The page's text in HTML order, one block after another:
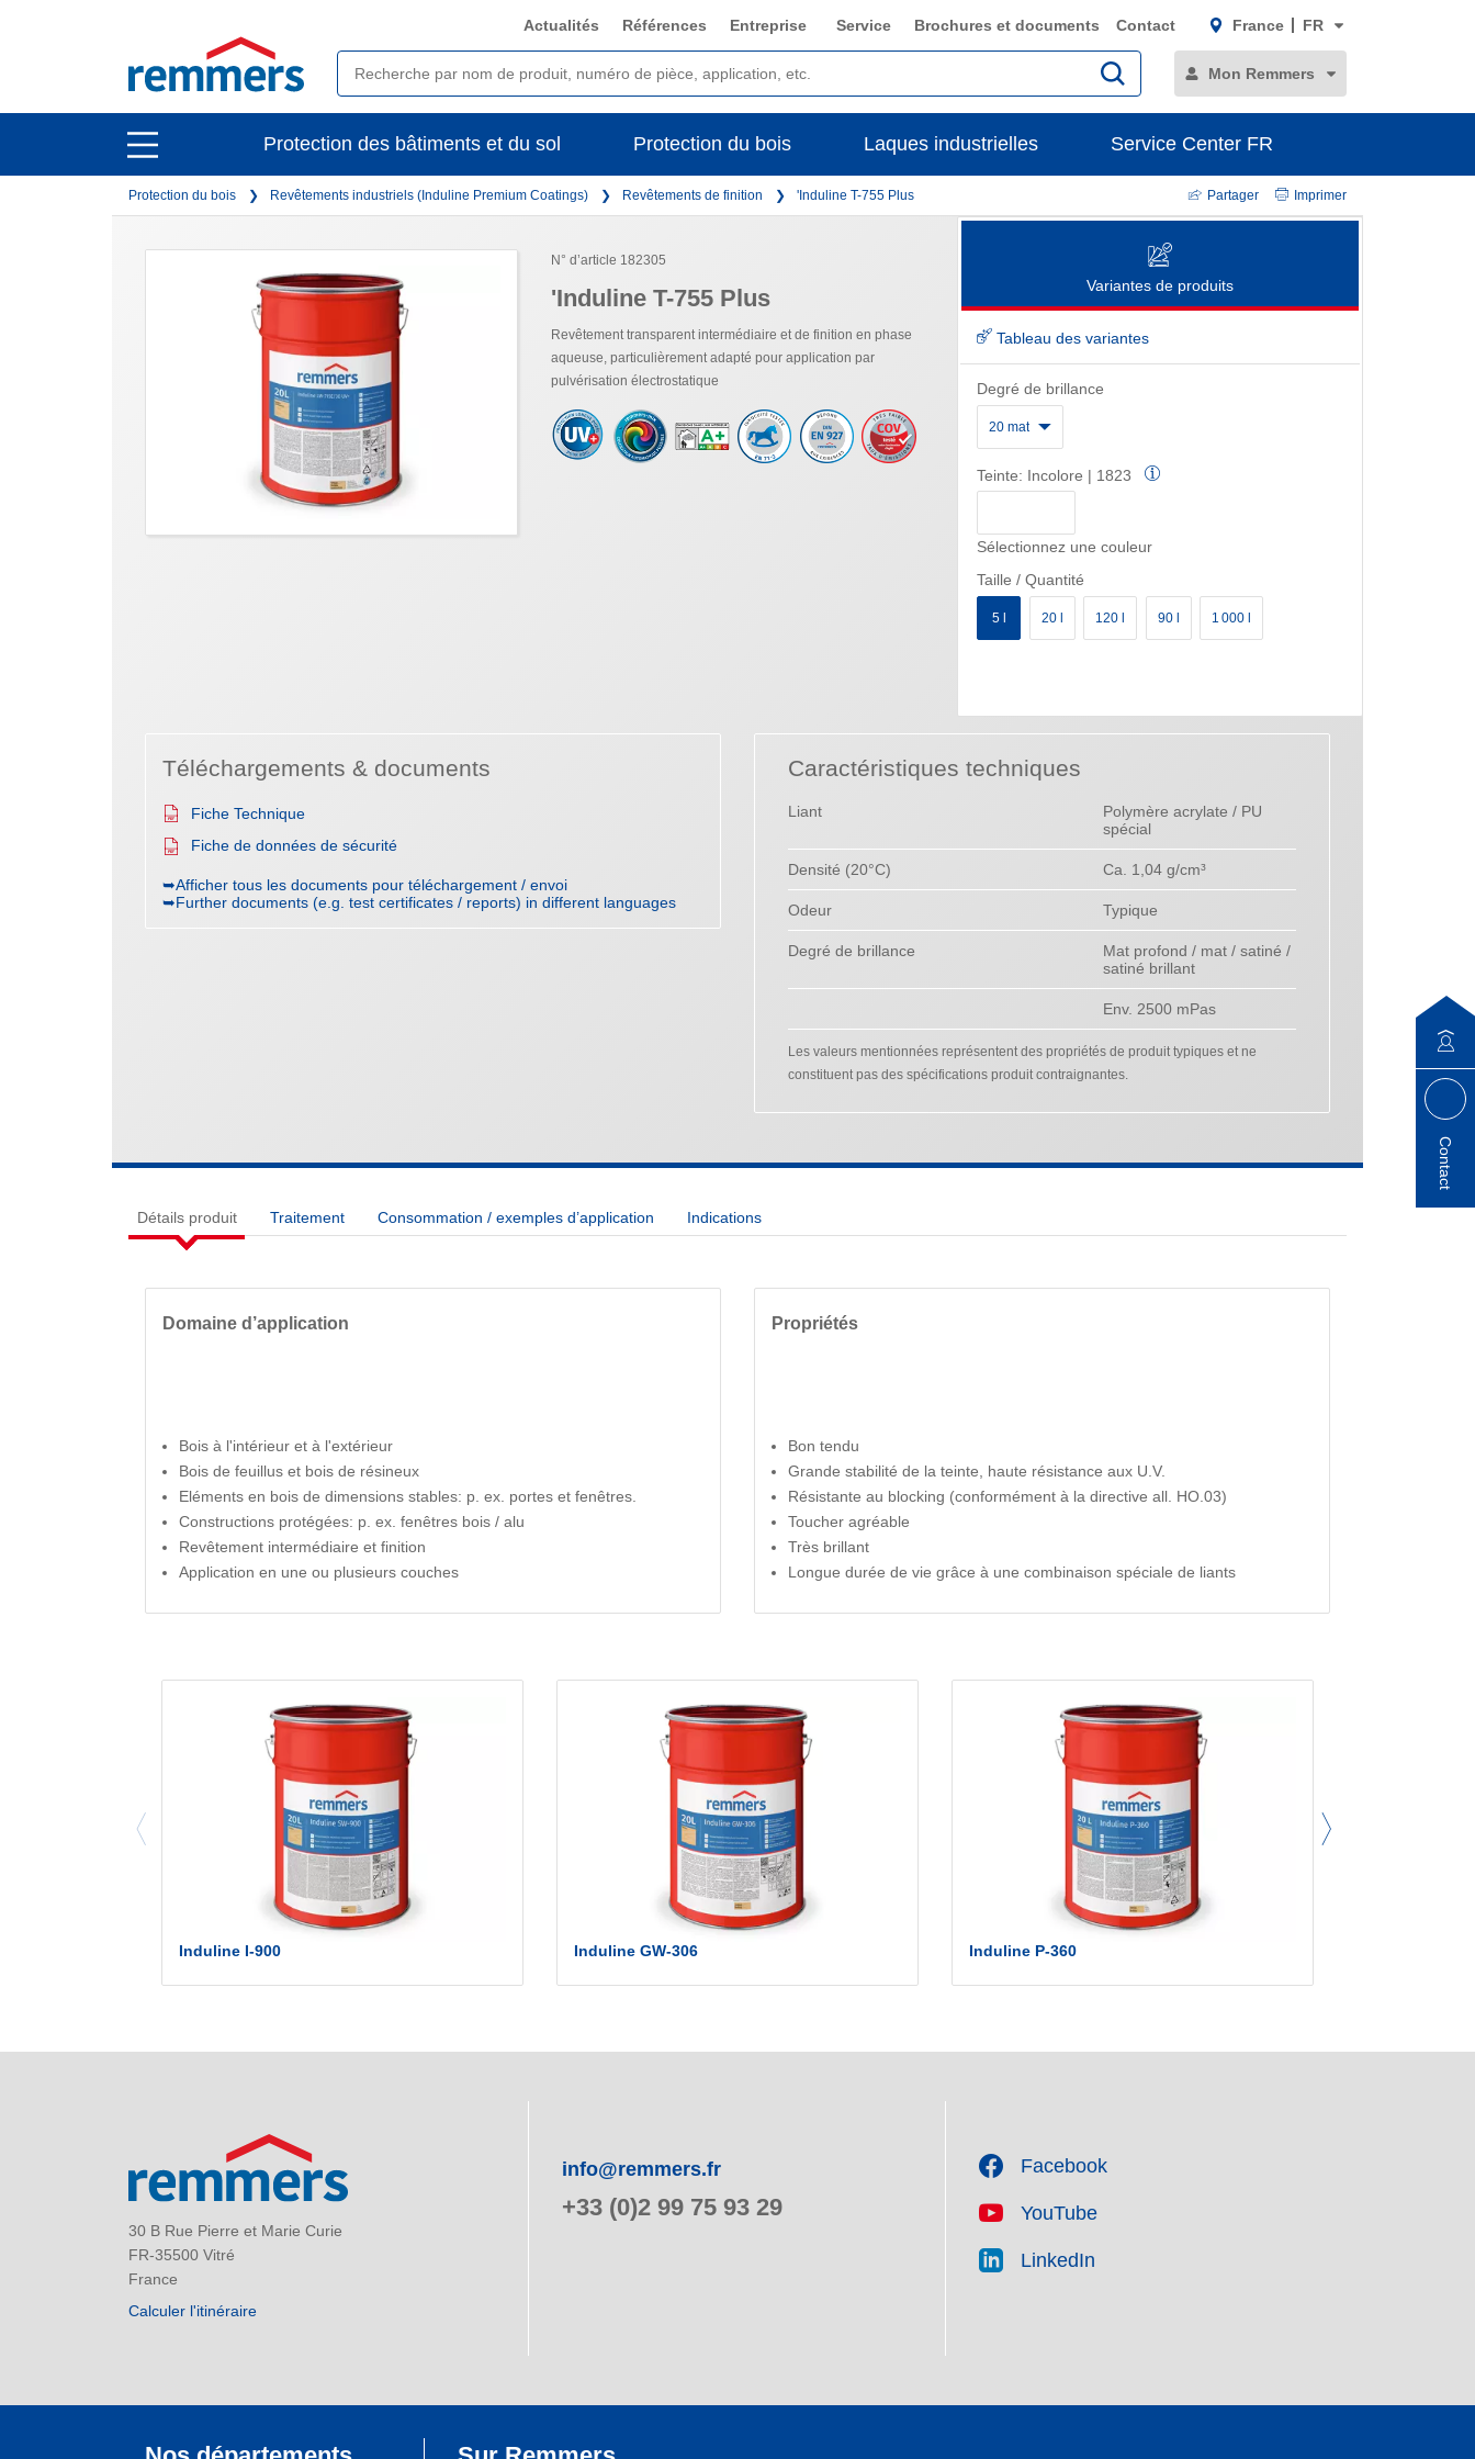
open
main
navigation
Actualités Références Entreprise Service Brochures et documents Contact France FR
Mon Remmers
open
main
Protection des bâtiments et du sol Protection du bois Laques industrielles Service Center FR
Protection du bois Revêtements industriels (Induline Premium Coatings) Revêtements de finition 'Induline T-755 Plus Partager Imprimer
N° d’article 182305
'Induline T-755 Plus
Revêtement transparent intermédiaire et de finition en phase
aqueuse, particulièrement adapté pour application par
pulvérisation électrostatique
Variantes de produits
Tableau des variantes
Degré de brillance
20 mat
Teinte: Incolore | 1823
Sélectionnez une couleur
Taille / Quantité
5 l 20 l 120 l 90 l 1 000 l
Téléchargements & documents
Fiche Technique
Fiche de données de sécurité
➥Afficher tous les documents pour téléchargement / envoi
➥Further documents (e.g. test certificates / reports) in different languages
Caractéristiques techniques
Liant
Polymère acrylate / PU
spécial
Densité (20°C) Ca. 1,04 g/cm³
Odeur Typique
Degré de brillance
Mat profond / mat / satiné /
satiné brillant
Env. 2500 mPas
Les valeurs mentionnées représentent des propriétés de produit typiques et ne
constituent pas des spécifications produit contraignantes.
Détails produit Traitement Consommation / exemples d’application Indications
Domaine d’application
Bois à l'intérieur et à l'extérieur
Bois de feuillus et bois de résineux
Eléments en bois de dimensions stables: p. ex. portes et fenêtres.
Constructions protégées: p. ex. fenêtres bois / alu
Revêtement intermédiaire et finition
Application en une ou plusieurs couches
Propriétés
Bon tendu
Grande stabilité de la teinte, haute résistance aux U.V.
Résistante au blocking (conformément à la directive all. HO.03)
Toucher agréable
Très brillant
Longue durée de vie grâce à une combinaison spéciale de liants
Induline I-900 Induline GW-306 Induline P-360
30 B Rue Pierre et Marie Curie
FR-35500 Vitré
France
Calculer l'itinéraire
info@remmers.fr
+33 (0)2 99 75 93 29
Facebook
YouTube
LinkedIn
Contact